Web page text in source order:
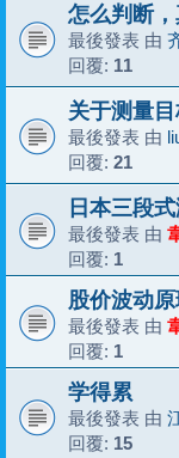
怎么判断
最後發表 由
回覆: 11
关于测量
最後發表 由
回覆: 21
日本三段
最後發表 由
回覆: 1
股价波动
最後發表 由
回覆: 1
学得累
最後發表 由
回覆: 15